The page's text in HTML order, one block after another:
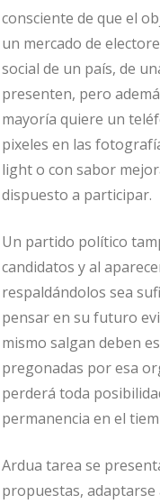
consciente de que el
un mercado de
social de un país, de
presenten, pero
mayoría quiere un
pixeles en las
light o con sabor
dispuesto a participar.
Un partido político
candidatos y al
respaldándolos sea
pensar en su futuro
mismo salgan deben
pregonadas por esa
perderá toda
permanencia en el
Ardua tarea se
propuestas,